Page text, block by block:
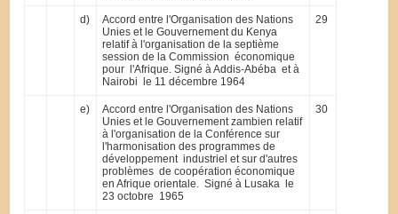
d)
Accord entre l'Organisation des Nations
Unies et le Gouvernement du Kenya
relatif à l'organisation de la septième
session de la Commission économique
pour l'Afrique. Signé à Addis-Abéba et à
Nairobi le 11 décembre 1964
29
e)
Accord entre l'Organisation des Nations
Unies et le Gouvernement zambien relatif
à l'organisation de la Conférence sur
l'harmonisation des programmes de
développement industriel et sur d'autres
problèmes de coopération économique
en Afrique orientale. Signé à Lusaka le
23 octobre 1965
30